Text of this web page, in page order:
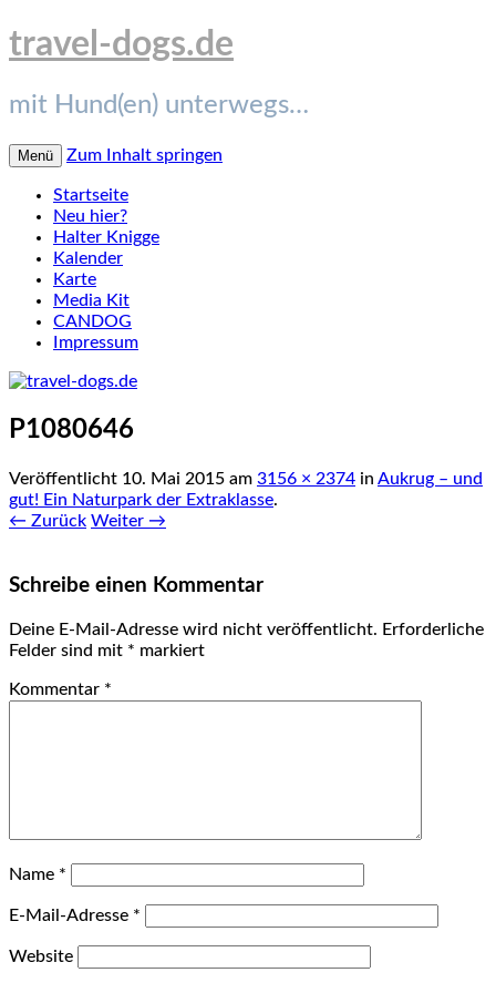
travel-dogs.de
mit Hund(en) unterwegs…
Menü Zum Inhalt springen
Startseite
Neu hier?
Halter Knigge
Kalender
Karte
Media Kit
CANDOG
Impressum
P1080646
Veröffentlicht 10. Mai 2015 am 3156 × 2374 in Aukrug – und
gut! Ein Naturpark der Extraklasse.
← Zurück Weiter →
Schreibe einen Kommentar
Deine E-Mail-Adresse wird nicht veröffentlicht. Erforderliche
Felder sind mit * markiert
Kommentar *
Name *
E-Mail-Adresse *
Website